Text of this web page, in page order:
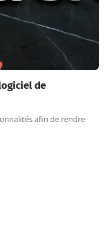
de
afin de rendre